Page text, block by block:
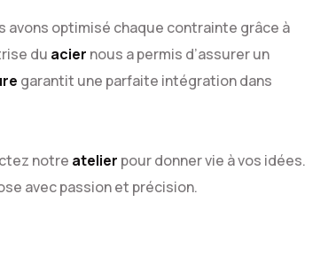
optimisé chaque contrainte grâce à
du acier nous a permis d’assurer un
garantit une parfaite intégration dans
notre atelier pour donner vie à vos idées.
avec passion et précision.